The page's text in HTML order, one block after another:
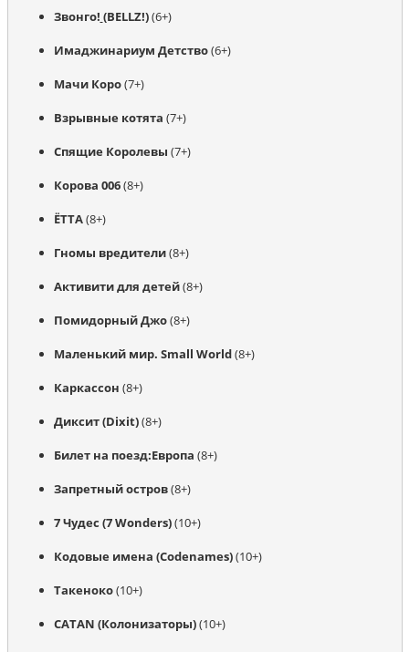
Звонго! (BELLZ!) (6+)
Имаджинариум Детство (6+)
Мачи Коро (7+)
Взрывные котята (7+)
Спящие Королевы (7+)
Корова 006 (8+)
ЁТТА (8+)
Гномы вредители (8+)
Активити для детей (8+)
Помидорный Джо (8+)
Маленький мир. Small World (8+)
Каркассон (8+)
Диксит (Dixit) (8+)
Билет на поезд:Европа (8+)
Запретный остров (8+)
7 Чудес (7 Wonders) (10+)
Кодовые имена (Codenames) (10+)
Такеноко (10+)
CATAN (Колонизаторы) (10+)